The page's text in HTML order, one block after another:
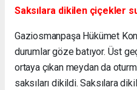
Saksılara dikilen çiçekler
Gaziosmanpaşa Hükümet
durumlar göze batıyor. Üst
ortaya çıkan meydan da
saksıları dikildi. Saksılara